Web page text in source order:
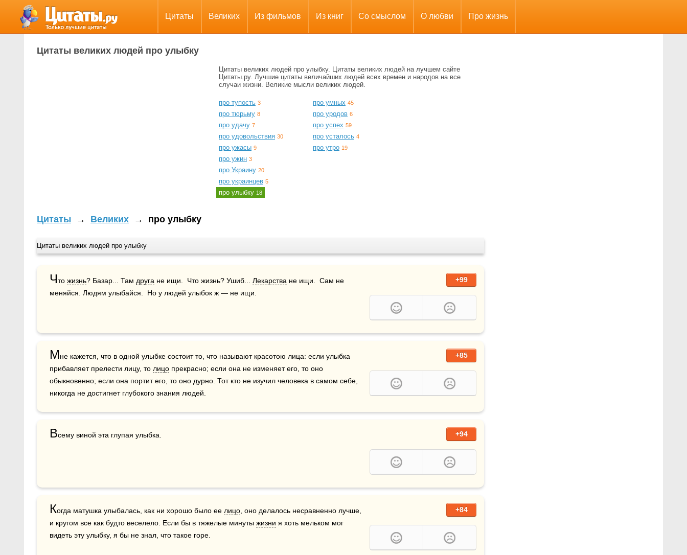
Цитаты Великих Из фильмов Из книг Со смыслом О любви Про жизнь
Цитаты великих людей про улыбку
Цитаты великих людей про улыбку. Цитаты великих людей на лучшем сайте
Цитаты.ру. Лучшие цитаты величайших людей всех времен и народов на все
случаи жизни. Великие мысли великих людей.
про тупость 3
про тюрьму 8
про удачу 7
про удовольствия 30
про ужасы 9
про ужин 3
про Украину 20
про украинцев 5
про улыбку 18
про умных 45
про уродов 6
про успех 59
про усталось 4
про утро 19
Цитаты → Великих → про улыбку
Цитаты великих людей про улыбку
+99
Что жизнь? Базар... Там друга не ищи.  Что жизнь? Ушиб... Лекарства не ищи.  Сам не
меняйся. Людям улыбайся.  Но у людей улыбок ж — не ищи.
+85
Мне кажется, что в одной улыбке состоит то, что называют красотою лица: если улыбка
прибавляет прелести лицу, то лицо прекрасно; если она не изменяет его, то оно
обыкновенно; если она портит его, то оно дурно. Тот кто не изучил человека в самом себе,
никогда не достигнет глубокого знания людей.
+94
Всему виной эта глупая улыбка.
+84
Когда матушка улыбалась, как ни хорошо было ее лицо , оно делалось несравненно лучше,
и кругом все как будто веселело. Если бы в тяжелые минуты жизни я хоть мельком мог
видеть эту улыбку, я бы не знал, что такое горе.